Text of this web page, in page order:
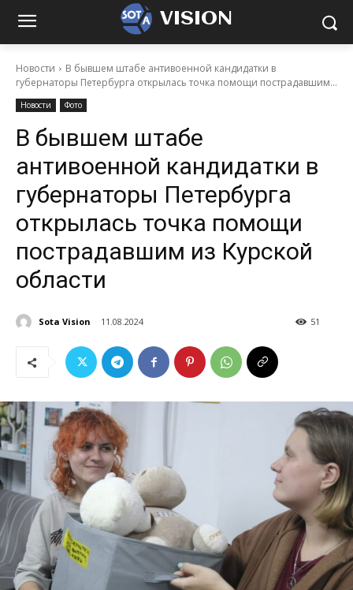
VISION
Новости
В бывшем штабе антивоенной кандидатки в
губернаторы Петербурга открылась точка помощи пострадавшим...
Новости Фото
В бывшем штабе
антивоенной кандидатки в
губернаторы Петербурга
открылась точка помощи
пострадавшим из Курской
области
Sota Vision 11.08.2024 51